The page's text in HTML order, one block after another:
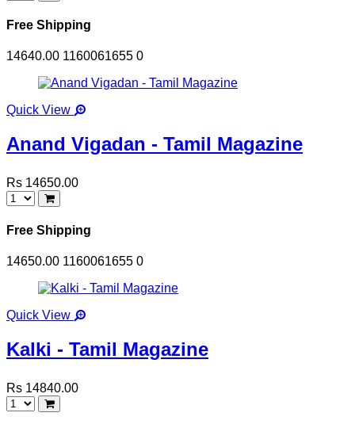
Free Shipping
14640.00 1160061655 0
Quick View
Anand Vigadan - Tamil Magazine
Rs 14650.00
Free Shipping
14650.00 1160061655 0
Quick View
Kalki - Tamil Magazine
Rs 14840.00